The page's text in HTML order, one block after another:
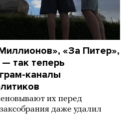
«За Питер»,
так теперь
каналы
их перед
даже удалил